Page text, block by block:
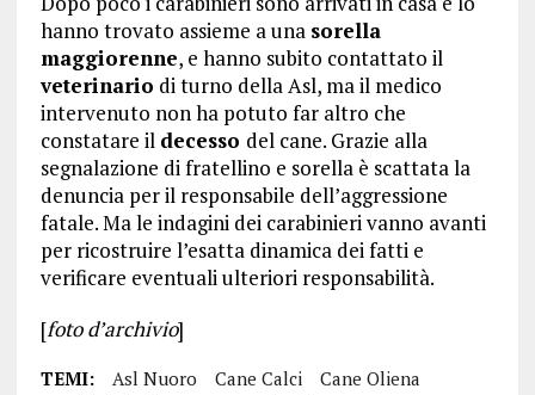
hanno trovato assieme a una sorella
maggiorenne, e hanno subito contattato il
veterinario di turno della Asl, ma il medico
intervenuto non ha potuto far altro che
constatare il decesso del cane. Grazie alla
segnalazione di fratellino e sorella è scattata la
denuncia per il responsabile dell’aggressione
fatale. Ma le indagini dei carabinieri vanno avanti
per ricostruire l’esatta dinamica dei fatti e
verificare eventuali ulteriori responsabilità.
[foto d’archivio]
TEMI: Asl Nuoro Cane Calci
Cane Oliena